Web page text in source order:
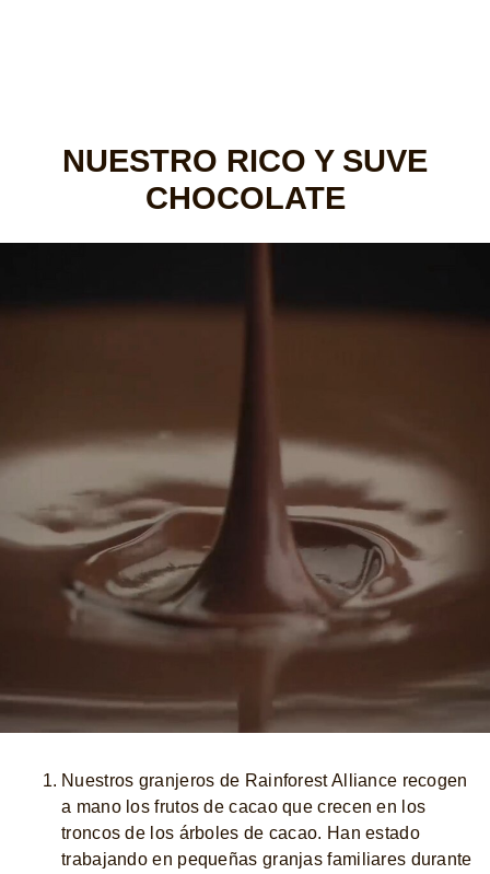
NUESTRO RICO Y SUVE
CHOCOLATE
Nuestros granjeros de Rainforest Alliance recogen
a mano los frutos de cacao que crecen en los
troncos de los árboles de cacao. Han estado
trabajando en pequeñas granjas familiares durante